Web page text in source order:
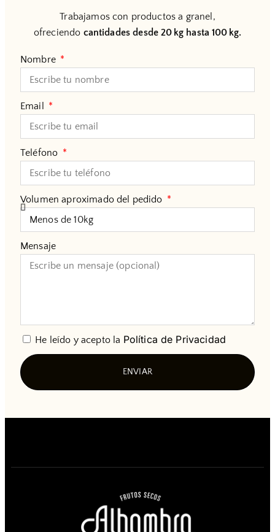
Trabajamos con productos a granel,
ofreciendo cantidades desde 20 kg hasta 100 kg.
Nombre
Email
Teléfono
Volumen aproximado del pedido
Mensaje
He leído y acepto la Política de Privacidad
ENVIAR